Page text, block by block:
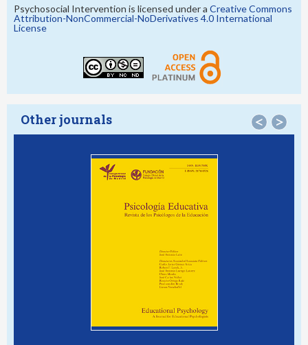
Psychosocial Intervention is licensed under a Creative Commons
Attribution-NonCommercial-NoDerivatives 4.0 International
License
Other journals < >